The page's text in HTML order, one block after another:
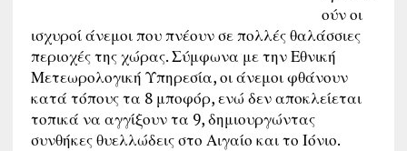
ούν οι
ισχυροί άνεμοι που πνέουν σε πολλές θαλάσσιες
περιοχές της χώρας. Σύμφωνα με την Εθνική
Μετεωρολογική Υπηρεσία, οι άνεμοι φθάνουν
κατά τόπους τα 8 μποφόρ, ενώ δεν αποκλείεται
τοπικά να αγγίξουν τα 9, δημιουργώντας
συνθήκες θυελλώδεις στο Αιγαίο και το Ιόνιο.